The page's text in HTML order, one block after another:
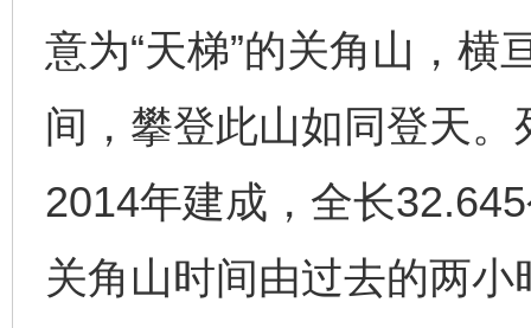
意为“天梯”的关角山，横
间，攀登此山如同登天
2014年建成，全长
关角山时间由过去的两